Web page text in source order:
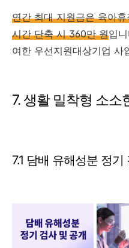
연간 최대 지원금은 육아
시간 단축 시 360만 원입
여한 우선지원대상기업 사
7. 생활 밀착형 소소
7.1 담배 유해성분 정기